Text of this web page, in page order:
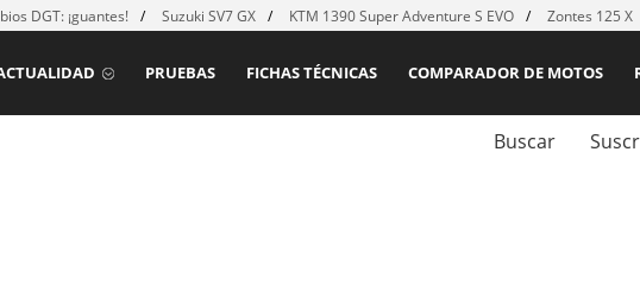
DGT: ¡guantes! Suzuki SV7 GX KTM 1390 Super Adventure S EVO Zontes 125 X
COMPARADOR DE MOTOS
FICHAS TÉCNICAS
PRUEBAS
Buscar